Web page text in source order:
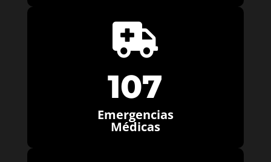

107
Emergencias
Médicas